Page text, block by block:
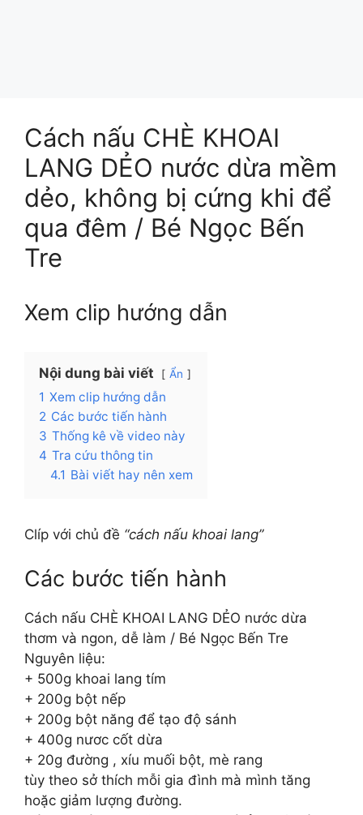
Cách nấu CHÈ KHOAI
LANG DẺO nước dừa mềm
dẻo, không bị cứng khi để
qua đêm / Bé Ngọc Bến
Tre
Xem clip hướng dẫn
Nội dung bài viết Ẩn
1 Xem clip hướng dẫn
2 Các bước tiến hành
3 Thống kê về video này
4 Tra cứu thông tin
4.1 Bài viết hay nên xem
Clíp với chủ đề “cách nấu khoai lang”
Các bước tiến hành
Cách nấu CHÈ KHOAI LANG DẺO nước dừa
thơm và ngon, dễ làm / Bé Ngọc Bến Tre
Nguyên liệu:
+ 500g khoai lang tím
+ 200g bột nếp
+ 200g bột năng để tạo độ sánh
+ 400g nươc cốt dừa
+ 20g đường , xíu muối bột, mè rang
tùy theo sở thích mỗi gia đình mà mình tăng
hoặc giảm lượng đường.